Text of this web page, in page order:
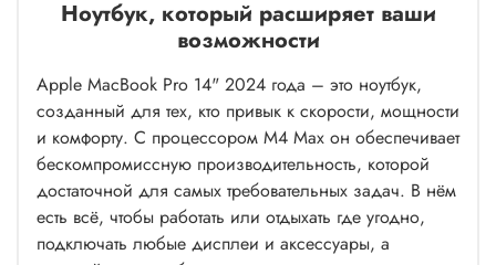
Ноутбук, который расширяет ваши
возможности
Apple MacBook Pro 14" 2024 года – это ноутбук,
созданный для тех, кто привык к скорости, мощности
и комфорту. С процессором M4 Max он обеспечивает
бескомпромиссную производительность, которой
достаточной для самых требовательных задач. В нём
есть всё, чтобы работать или отдыхать где угодно,
подключать любые дисплеи и аксессуары, а